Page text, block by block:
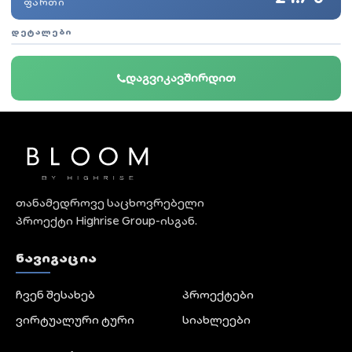
ᲓᲔᲢᲐᲚᲔᲑᲘ
დაგვიკავშირდით
თანამედროვე საცხოვრებელი
პროექტი Highrise Group-ისგან.
ᲜᲐᲕᲘᲒᲐᲪᲘᲐ
ჩვენ შესახებ
პროექტები
ვირტუალური ტური
სიახლეები